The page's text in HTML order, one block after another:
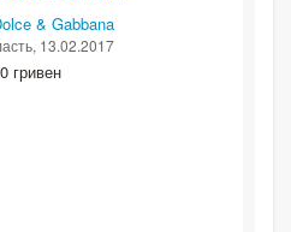
& Gabbana
, 13.02.2017
гривен